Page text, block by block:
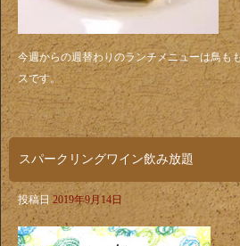
今週からの週替わりのランチメニューは鳥も
スです。
スパークリングワイン飲み放題
投稿日 2019年9月14日